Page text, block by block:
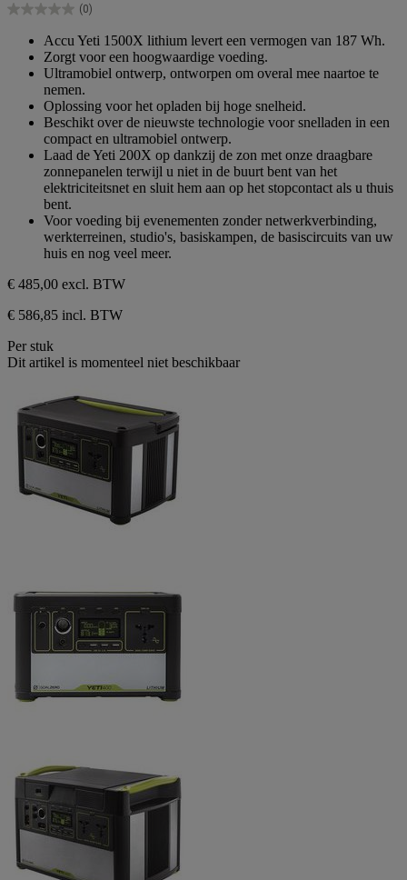
5
(0)
0.0
sterren.
Accu Yeti 1500X lithium levert een vermogen van 187 Wh.
Zorgt voor een hoogwaardige voeding.
Ultramobiel ontwerp, ontworpen om overal mee naartoe te
nemen.
Oplossing voor het opladen bij hoge snelheid.
Beschikt over de nieuwste technologie voor snelladen in een
compact en ultramobiel ontwerp.
Laad de Yeti 200X op dankzij de zon met onze draagbare
zonnepanelen terwijl u niet in de buurt bent van het
elektriciteitsnet en sluit hem aan op het stopcontact als u thuis
bent.
Voor voeding bij evenementen zonder netwerkverbinding,
werkterreinen, studio's, basiskampen, de basiscircuits van uw
huis en nog veel meer.
€ 485,00 excl. BTW
€ 586,85 incl. BTW
Per stuk
Dit artikel is momenteel niet beschikbaar